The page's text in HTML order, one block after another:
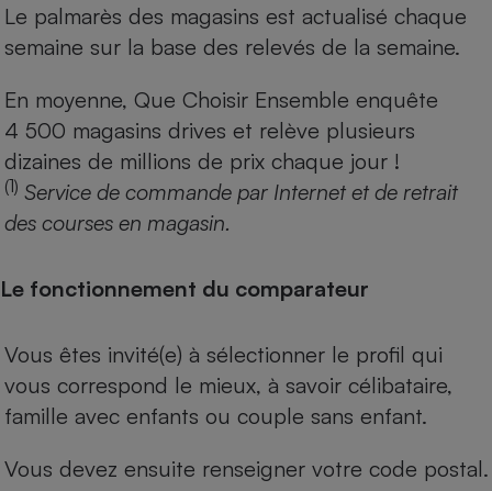
Le palmarès des magasins est actualisé chaque
semaine sur la base des relevés de la semaine.
En moyenne, Que Choisir Ensemble enquête
4 500 magasins drives et relève plusieurs
dizaines de millions de prix chaque jour !
(1) Service de commande par Internet et de retrait
des courses en magasin.
Le fonctionnement du comparateur
Vous êtes invité(e) à sélectionner le profil qui
vous correspond le mieux, à savoir célibataire,
famille avec enfants ou couple sans enfant.
Vous devez ensuite renseigner votre code postal.